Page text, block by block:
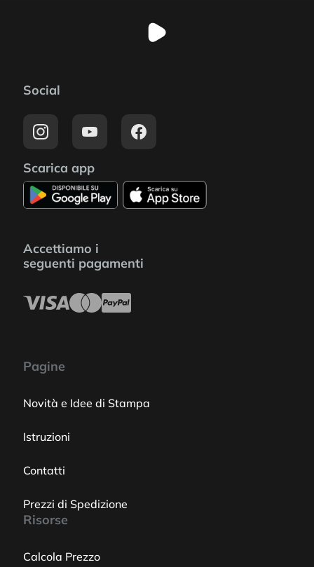
Pagine
Novità e Idee di Stampa
Istruzioni
Contatti
Prezzi di Spedizione
Risorse
Calcola Prezzo
Social
Scarica app
Accettiamo i
seguenti pagamenti